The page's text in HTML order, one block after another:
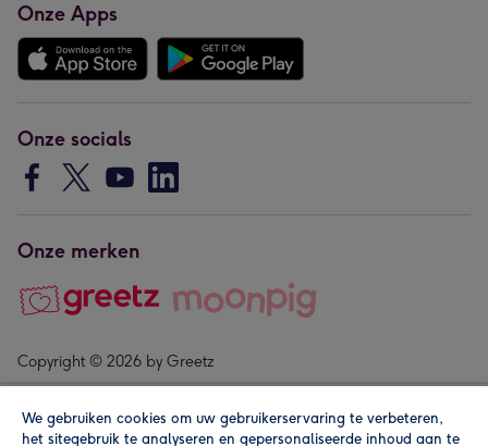
Onze Apps
Onze socials
Onze merken
Copyright © 2026 by Greetz
We gebruiken cookies om uw gebruikerservaring te verbeteren,
het sitegebruik te analyseren en gepersonaliseerde inhoud aan te